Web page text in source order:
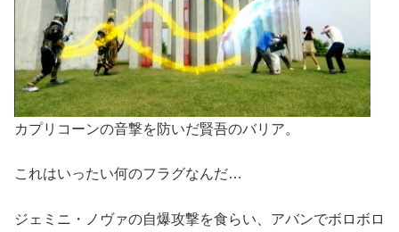
カプリコーンの音撃を防いだ賢吾のバリア。
これはいったい何のフラグなんだ…
ジェミニ・ノヴァの自爆攻撃を食らい、アバンでボロボロ